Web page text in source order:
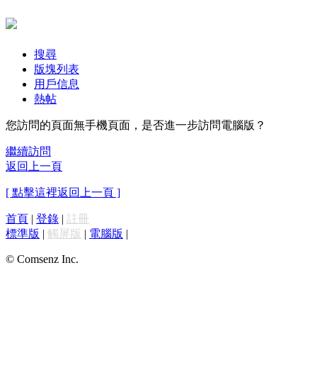
搜尋
版塊列表
用戶信息
熱帖
您訪問的頁面無手機頁面，是否進一步訪問電腦版？
繼續訪問
返回上一頁
[ 點擊這裡返回上一頁 ]
首頁 | 登錄 | 註冊
標準版 | 觸屏版 | 電腦版 |
© Comsenz Inc.